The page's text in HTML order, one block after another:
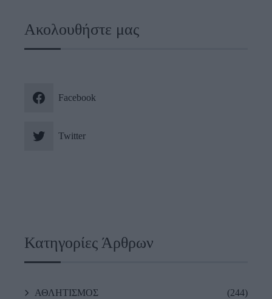
Ακολουθήστε μας
Facebook
Twitter
Κατηγορίες Άρθρων
ΑΘΛΗΤΙΣΜΟΣ (244)